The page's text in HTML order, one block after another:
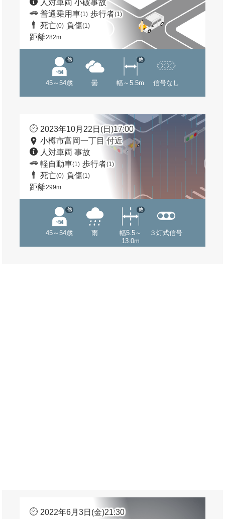
人対車両 小破事故
普通乗用車(1) 歩行者(1)
死亡(0) 負傷(1)
距離282m
45～54歳
他
曇 幅～5.5m
他
信号なし
2023年10月22日(日)17:00
小樽市富岡一丁目 付近
人対車両 事故
軽自動車(1) 歩行者(1)
死亡(0) 負傷(1)
距離299m
45～54歳
他
雨
幅5.5～
13.0m
他
３灯式信号
2022年6月3日(金)21:30